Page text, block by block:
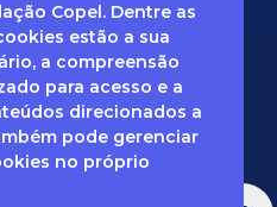
Copel. Dentre as
estão a sua
a compreensão
para acesso e a
direcionados a
pode gerenciar
no próprio